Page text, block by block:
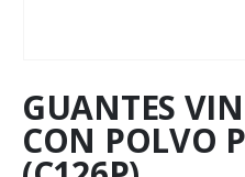
GUANTES
CON POLVO